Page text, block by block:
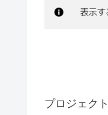
プロジェク